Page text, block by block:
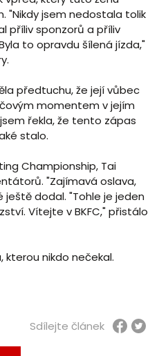
"Nikdy jsem nedostala tolik
příliv sponzorů a příliv
to opravdu šílená jízda,"
předtuchu, že její vůbec
momentem v jejím
řekla, že tento zápas
stalo.
Championship, Tai
"Zajímavá oslava,
dodal. "Tohle je jeden
Vítejte v BKFC," přistálo
nikdo nečekal.
Sdílejte článek